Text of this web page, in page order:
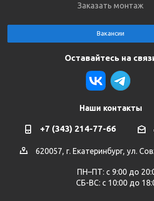
Заказать монтаж
Вакансии
Оставайтесь на
Наши контакты
+7 (343) 214-77-66
620057, г. Екатеринбург, ул.
ПН–ПТ: с 9:00 до
СБ-ВС: с 10:00 до